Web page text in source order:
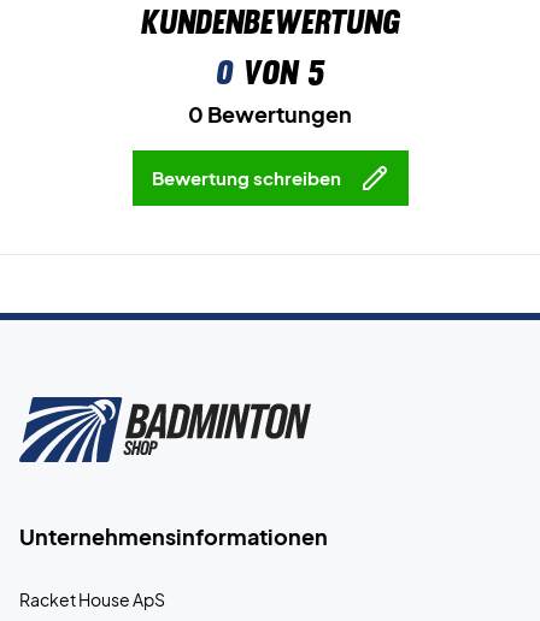
Kundenbewertung
0von 5
0 Bewertungen
Bewertung schreiben
Unternehmensinformationen
Racket House ApS